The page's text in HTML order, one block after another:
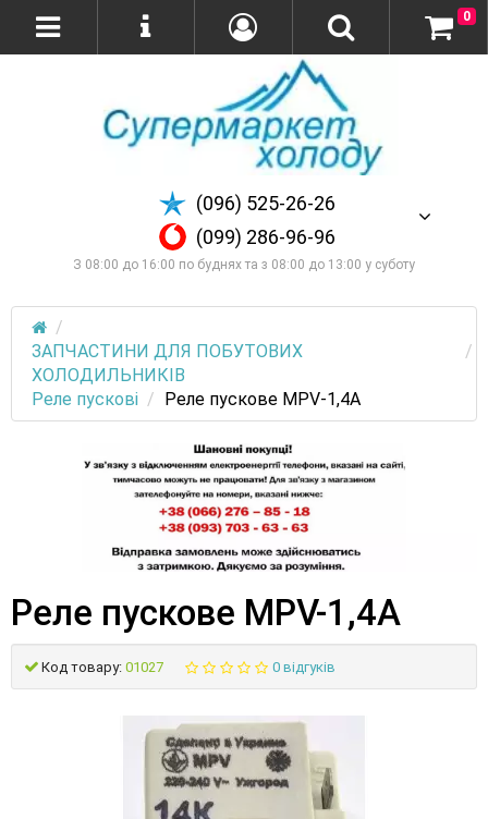
(096) 525-26-26
(099) 286-96-96
З 08:00 до 16:00 по буднях та з 08:00 до 13:00 у суботу
0
ЗАПЧАСТИНИ ДЛЯ ПОБУТОВИХ
ХОЛОДИЛЬНИКІВ
Реле пускові
Реле пускове MPV-1,4A
Реле пускове MPV-1,4A
Код товару: 01027 0 відгуків